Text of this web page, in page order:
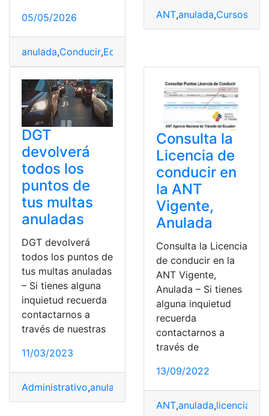
05/05/2026
anulada,Conducir,Ecuador
ANT,anulada,Cursos
DGT
devolverá
todos los
puntos de
tus multas
anuladas
DGT devolverá
todos los puntos de
tus multas anuladas
– Si tienes alguna
inquietud recuerda
contactarnos a
través de nuestras
11/03/2023
Administrativo,anulada DGT,España,Multas,Puntos
Consulta la
Licencia de
conducir en
la ANT
Vigente,
Anulada
Consulta la Licencia
de conducir en la
ANT Vigente,
Anulada – Si tienes
alguna inquietud
recuerda
contactarnos a
través de
13/09/2022
ANT,anulada,licencia